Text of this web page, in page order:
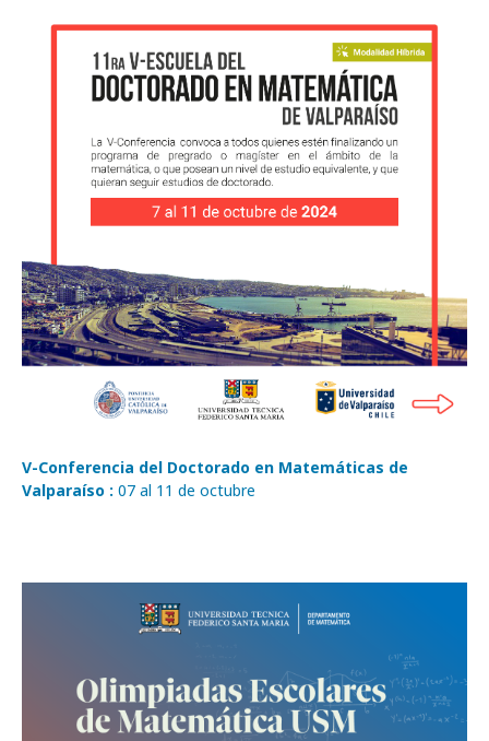
V-Conferencia del Doctorado en Matemáticas de
Valparaíso : 07 al 11 de octubre